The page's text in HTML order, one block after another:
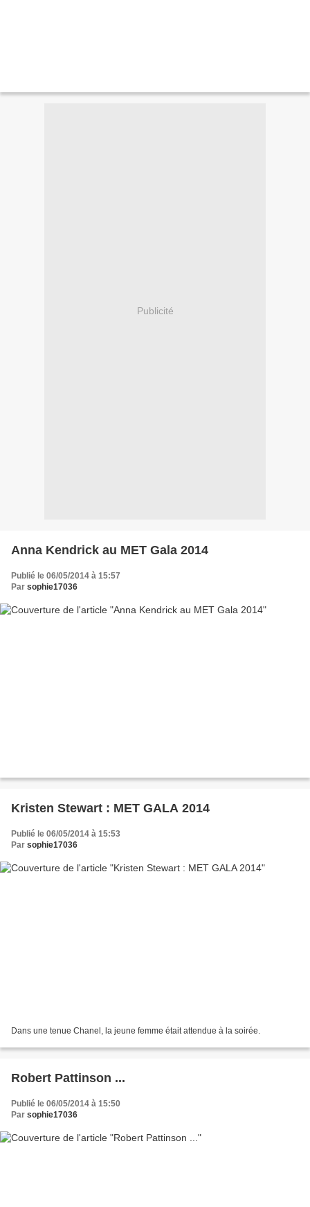
Publicité
Anna Kendrick au MET Gala 2014
Publié le 06/05/2014 à 15:57
Par sophie17036
Kristen Stewart : MET GALA 2014
Publié le 06/05/2014 à 15:53
Par sophie17036
Dans une tenue Chanel, la jeune femme était attendue à la soirée.
Robert Pattinson ...
Publié le 06/05/2014 à 15:50
Par sophie17036